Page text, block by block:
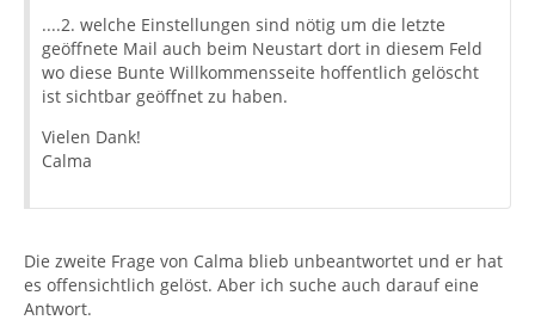
....2. welche Einstellungen sind nötig um die letzte
geöffnete Mail auch beim Neustart dort in diesem Feld
wo diese Bunte Willkommensseite hoffentlich gelöscht
ist sichtbar geöffnet zu haben.
Vielen Dank!
Calma
Die zweite Frage von Calma blieb unbeantwortet und er hat
es offensichtlich gelöst. Aber ich suche auch darauf eine
Antwort.